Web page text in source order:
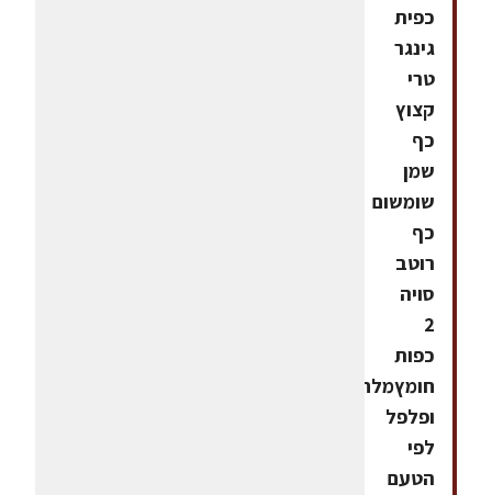
כפית
גינגר
טרי
קצוץ
כף
שמן
שומשום
כף
רוטב
סויה
2
כפות
חומץמלח
ופלפל
לפי
הטעם